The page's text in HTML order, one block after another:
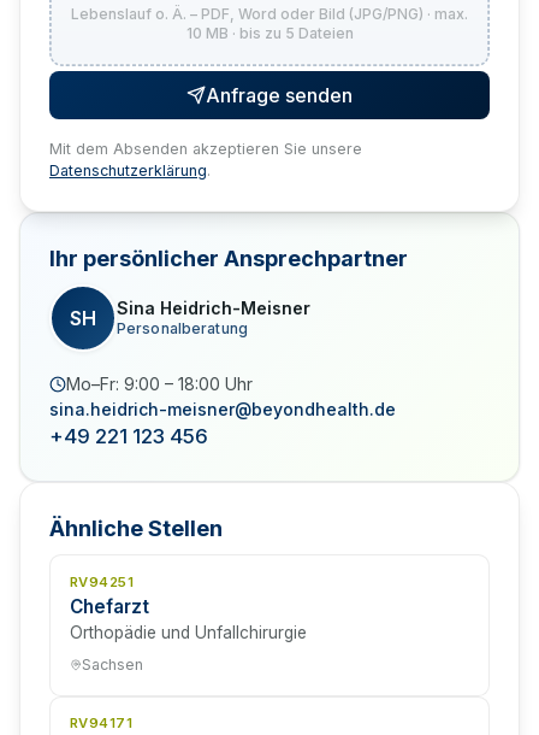
Lebenslauf o. Ä. – PDF, Word oder Bild (JPG/PNG) · max.
10 MB · bis zu 5 Dateien
Anfrage senden
Mit dem Absenden akzeptieren Sie unsere
Datenschutzerklärung.
Ihr persönlicher Ansprechpartner
SH Sina Heidrich-Meisner
Personalberatung
Mo–Fr: 9:00 – 18:00 Uhr
sina.heidrich-meisner@beyondhealth.de
+49 221 123 456
Ähnliche Stellen
RV94251
Chefarzt
Orthopädie und Unfallchirurgie
Sachsen
RV94171